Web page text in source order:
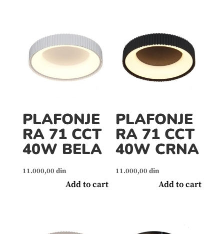
PLAFONJE
RA 71 CCT
40W BELA
11.000,00 din
Add to cart
PLAFONJE
RA 71 CCT
40W CRNA
11.000,00 din
Add to cart